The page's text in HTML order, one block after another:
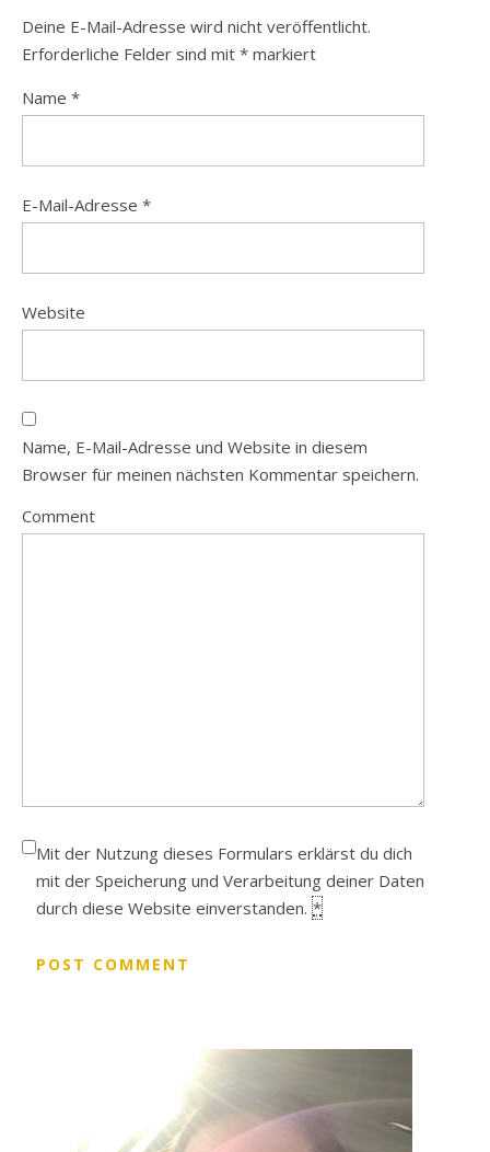
Deine E-Mail-Adresse wird nicht veröffentlicht.
Erforderliche Felder sind mit * markiert
Name *
E-Mail-Adresse *
Website
Name, E-Mail-Adresse und Website in diesem
Browser für meinen nächsten Kommentar speichern.
Comment
Mit der Nutzung dieses Formulars erklärst du dich
mit der Speicherung und Verarbeitung deiner Daten
durch diese Website einverstanden. *